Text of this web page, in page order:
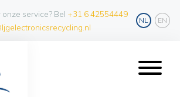
service? Bel +31 6 42554449
NL EN